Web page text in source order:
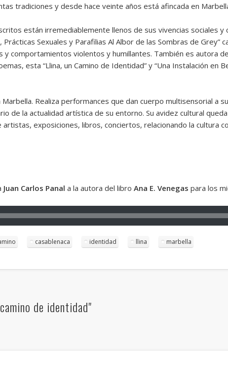
tradiciones y desde hace veinte años está afincada en
están irremediablemente llenos de sus vivencias sociales y
Sexuales y Parafilias Al Albor de las Sombras de Grey”
comportamientos violentos y humillantes. También es autora
esta “Llina, un Camino de Identidad” y “Una Instalación en
Realiza performances que dan cuerpo multisensorial a
de la actualidad artística de su entorno. Su avidez cultural
exposiciones, libros, conciertos, relacionando la cultura
Juan Carlos Panal a la autora del libro Ana E. Venegas para los
casablenaca identidad llina marbella
de identidad"